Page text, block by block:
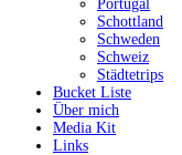
Portugal
Schottland
Schweden
Schweiz
Städtetrips
Bucket Liste
Über mich
Media Kit
Links